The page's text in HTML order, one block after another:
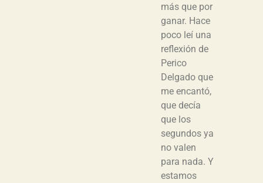
más que por
ganar. Hace
poco leí una
reflexión de
Perico
Delgado que
me encantó,
que decía
que los
segundos ya
no valen
para nada. Y
estamos